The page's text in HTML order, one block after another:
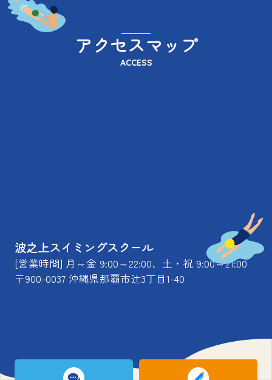
アクセスマップ
ACCESS
波之上スイミングスクール
[営業時間] 月～金 9:00～22:00、土・祝 9:00～21:00
〒900-0037 沖縄県那覇市辻3丁目1-40